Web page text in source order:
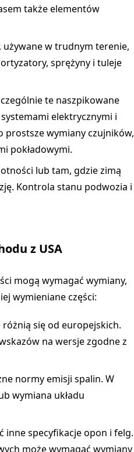
także elementów
używane w trudnym terenie,
sprężyny i tuleje
te naszpikowane
elektrycznymi i
wymiany czujników,
pokładowymi.
lub tam, gdzie zimą
Kontrola stanu podwozia i
z USA
mogą wymagać wymiany,
wymieniane części:
się od europejskich.
na wersje zgodne z
normy emisji spalin. W
wymiana układu
inne specyfikacje opon i felg.
może wymagać wymiany